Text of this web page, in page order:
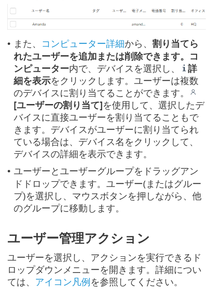
• また、 コンピューター詳細から、 割り当てら
れたユーザーを追加または削除できます。コ
ンピューター内で、デバイスを選択し、
詳
細を表示をクリックします。ユーザーは複数
のデバイスに割り当てることができます。
[ユーザーの割り当て]を使用して、選択したデ
バイスに直接ユーザーを割り当てることもで
きます。デバイスがユーザーに割り当てられ
ている場合は、デバイス名をクリックして、
デバイスの詳細を表示できます。
• ユーザーとユーザーグループをドラッグアン
ドドロップできます。ユーザー(またはグルー
プ)を選択し、マウスボタンを押しながら、他
のグループに移動します。
ユーザー管理アクション
ユーザーを選択し、アクションを実行できるド
ロップダウンメニューを開きます。詳細につい
ては、 アイコン凡例を参照してください。